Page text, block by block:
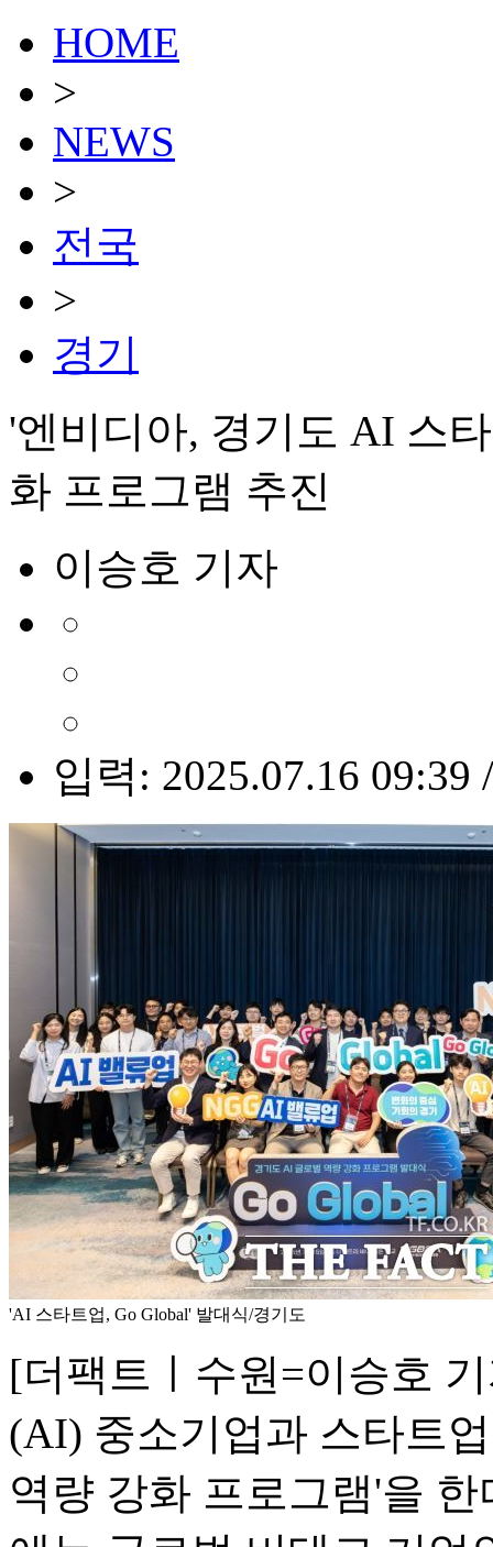
HOME
>
NEWS
>
전국
>
경기
'엔비디아, 경기도 AI 스
화 프로그램 추진
이승호 기자
입력: 2025.07.16 09:39
'AI 스타트업, Go Global' 발대식/경기도
[더팩트ㅣ수원=이승호
(AI) 중소기업과 스타트
역량 강화 프로그램'을